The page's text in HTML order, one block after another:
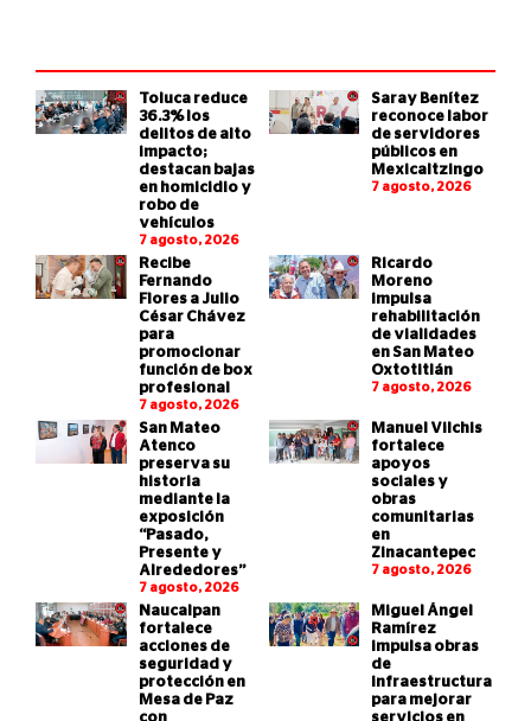
Toluca reduce
36.3% los
delitos de alto
impacto;
destacan bajas
en homicidio y
robo de
vehículos
7 agosto, 2026
Saray Benítez
reconoce labor
de servidores
públicos en
Mexicaltzingo
7 agosto, 2026
Recibe
Fernando
Flores a Julio
César Chávez
para
promocionar
función de box
profesional
7 agosto, 2026
Ricardo
Moreno
impulsa
rehabilitación
de vialidades
en San Mateo
Oxtotitlán
7 agosto, 2026
San Mateo
Atenco
preserva su
historia
mediante la
exposición
“Pasado,
Presente y
Alrededores”
7 agosto, 2026
Manuel Vilchis
fortalece
apoyos
sociales y
obras
comunitarias
en
Zinacantepec
7 agosto, 2026
Naucalpan
fortalece
acciones de
seguridad y
protección en
Mesa de Paz
con
Miguel Ángel
Ramírez
impulsa obras
de
infraestructura
para mejorar
servicios en